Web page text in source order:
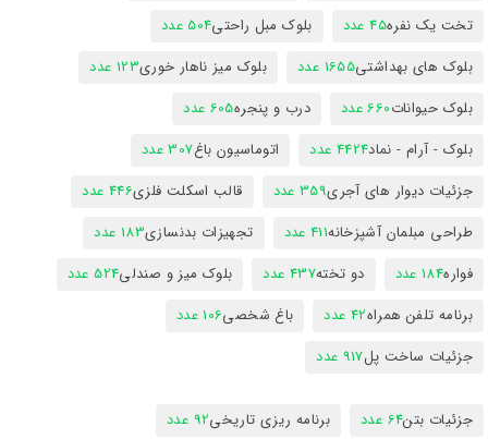
تخت یک نفره45 عدد بلوک مبل راحتی504 عدد
بلوک های بهداشتی1655 عدد بلوک میز ناهار خوری123 عدد
بلوک حیوانات660 عدد درب و پنجره605 عدد
بلوک - آرام - نماد4424 عدد اتوماسیون باغ307 عدد
جزئیات دیوار های آجری359 عدد قالب اسکلت فلزی446 عدد
طراحی مبلمان آشپزخانه411 عدد تجهیزات بدنسازی183 عدد
فواره184 عدد دو تخته437 عدد بلوک میز و صندلی524 عدد
برنامه تلفن همراه42 عدد باغ شخصی106 عدد
جزئیات ساخت پل917 عدد
جزئیات بتن64 عدد برنامه ریزی تاریخی92 عدد